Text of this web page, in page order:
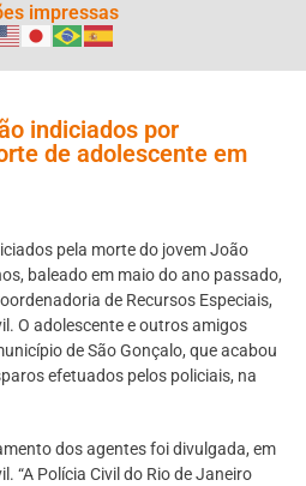
impressas
indiciados por
de adolescente em
pela morte do jovem João
baleado em maio do ano passado,
de Recursos Especiais,
O adolescente e outros amigos
de São Gonçalo, que acabou
efetuados pelos policiais, na
dos agentes foi divulgada, em
“A Polícia Civil do Rio de Janeiro